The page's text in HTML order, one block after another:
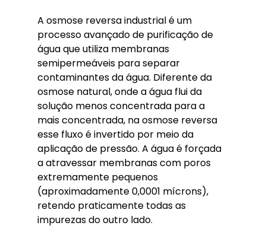
A osmose reversa industrial é um
processo avançado de purificação de
água que utiliza membranas
semipermeáveis para separar
contaminantes da água. Diferente da
osmose natural, onde a água flui da
solução menos concentrada para a
mais concentrada, na osmose reversa
esse fluxo é invertido por meio da
aplicação de pressão. A água é forçada
a atravessar membranas com poros
extremamente pequenos
(aproximadamente 0,0001 mícrons),
retendo praticamente todas as
impurezas do outro lado.